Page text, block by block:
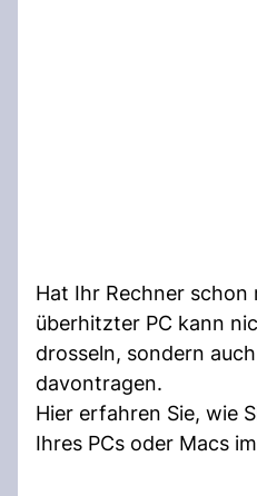
Hat Ihr Rechner schon
überhitzter PC kann
drosseln, sondern
davontragen.
Hier erfahren Sie, wie
Ihres PCs oder Macs